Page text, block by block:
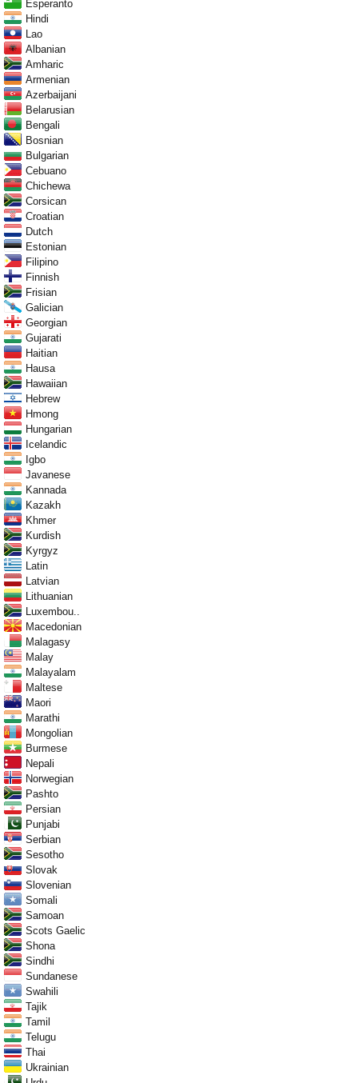
Esperanto
Hindi
Lao
Albanian
Amharic
Armenian
Azerbaijani
Belarusian
Bengali
Bosnian
Bulgarian
Cebuano
Chichewa
Corsican
Croatian
Dutch
Estonian
Filipino
Finnish
Frisian
Galician
Georgian
Gujarati
Haitian
Hausa
Hawaiian
Hebrew
Hmong
Hungarian
Icelandic
Igbo
Javanese
Kannada
Kazakh
Khmer
Kurdish
Kyrgyz
Latin
Latvian
Lithuanian
Luxembou..
Macedonian
Malagasy
Malay
Malayalam
Maltese
Maori
Marathi
Mongolian
Burmese
Nepali
Norwegian
Pashto
Persian
Punjabi
Serbian
Sesotho
Slovak
Slovenian
Somali
Samoan
Scots Gaelic
Shona
Sindhi
Sundanese
Swahili
Tajik
Tamil
Telugu
Thai
Ukrainian